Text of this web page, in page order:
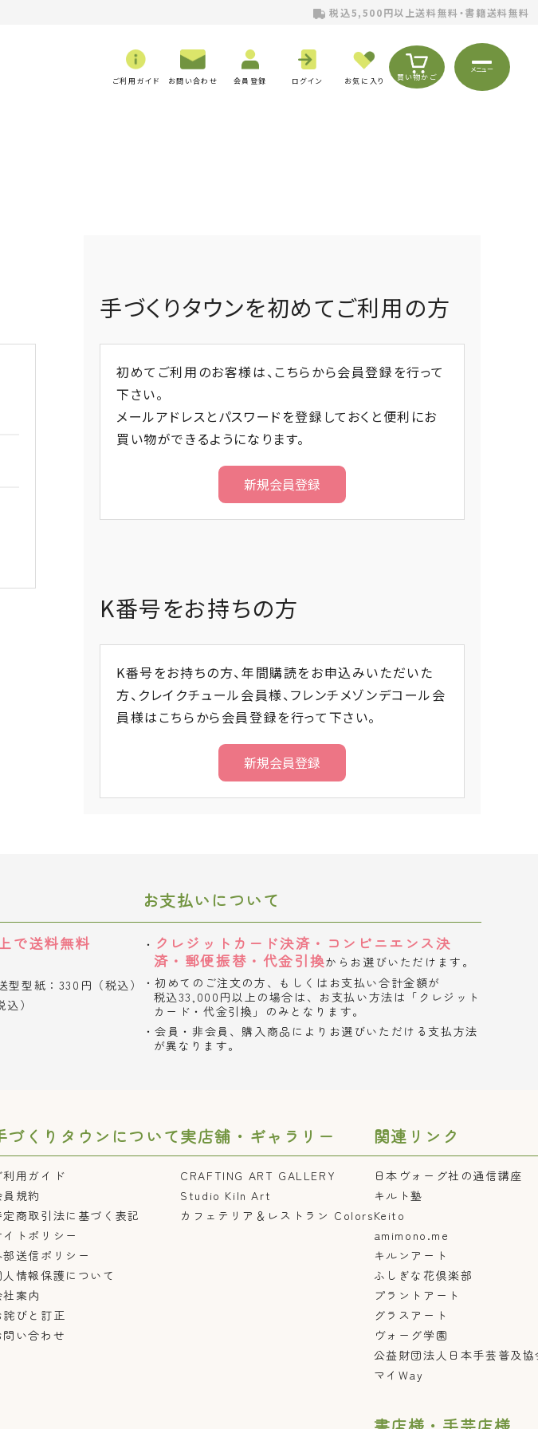
税込5,500円以上送料無料・書籍送料無料
ご利用ガイド お問い合わせ 会員登録 ログイン お気に入り 買い物かご
メニュー
手づくりタウンを初めてご利用の方
初めてご利用のお客様は、こちらから会員登録を行って
下さい。
メールアドレスとパスワードを登録しておくと便利にお
買い物ができるようになります。
K番号をお持ちの方
K番号をお持ちの方、年間購読をお申込みいただいた
方、 クレイクチュール会員様、フレンチメゾンデコール会
員様はこちらから会員登録を行って下さい。
で送料無料
型型紙：330円（税込）
）
お支払いについて
クレジットカード決済・コンビニエンス決
済・郵便振替・代金引換からお選びいただけます。
初めてのご注文の方、もしくはお支払い合計金額が
税込33,000円以上の場合は、お支払い方法は「クレジット
カード・代金引換」のみとなります。
会員・非会員、購入商品によりお選びいただける支払方法
が異なります。
づくりタウンについて
利用ガイド
員規約
定商取引法に基づく表記
イトポリシー
部送信ポリシー
人情報保護について
社案内
詫びと訂正
問い合わせ
実店舗・ギャラリー
CRAFTING ART GALLERY
Studio Kiln Art
カフェテリア＆レストラン Colors
関連リンク
日本ヴォーグ社の通信講座
キルト塾
Keito
amimono.me
キルンアート
ふしぎな花倶楽部
プラントアート
グラスアート
ヴォーグ学園
公益財団法人日本手芸普及協
マイWay